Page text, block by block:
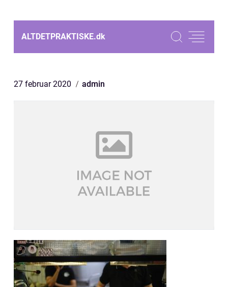
ALTDETPRAKTISKE.dk
27 februar 2020 admin